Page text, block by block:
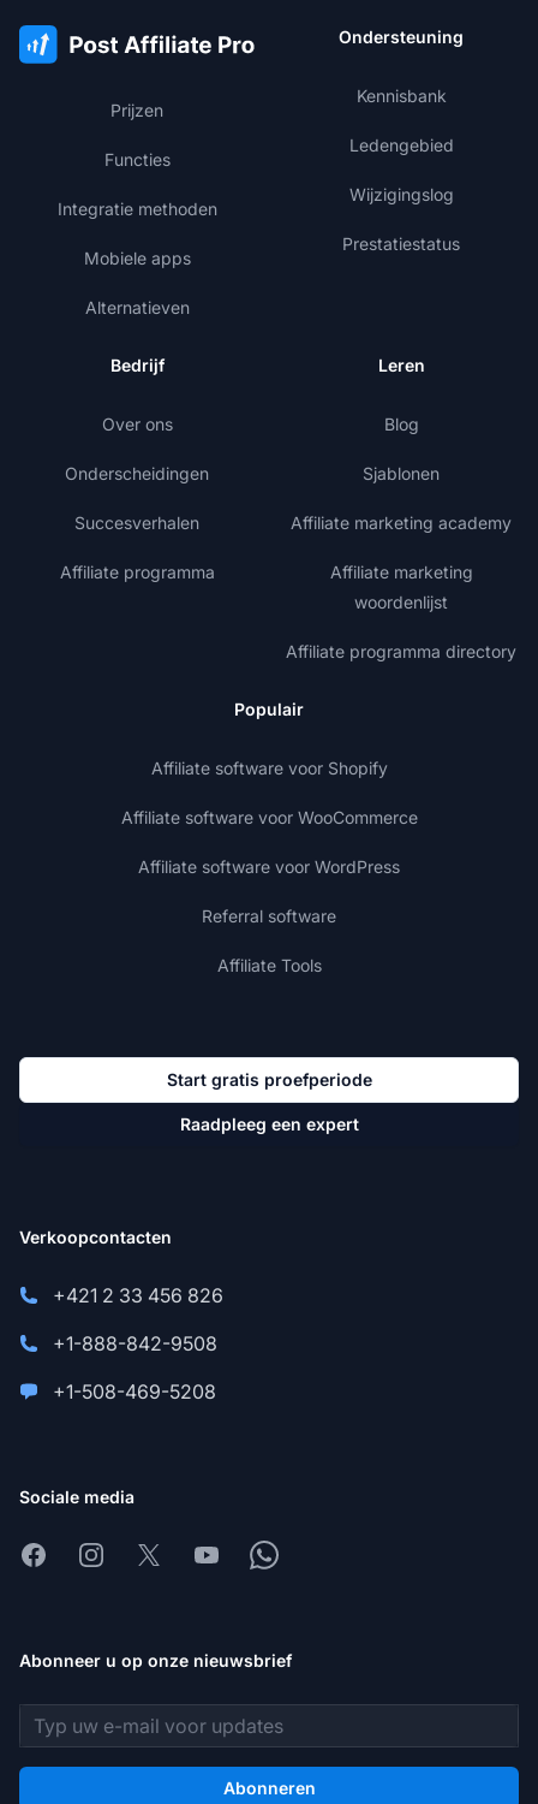
Prijzen
Functies
Integratie methoden
Mobiele apps
Alternatieven
Ondersteuning
Kennisbank
Ledengebied
Wijzigingslog
Prestatiestatus
Bedrijf
Over ons
Onderscheidingen
Succesverhalen
Affiliate programma
Leren
Blog
Sjablonen
Affiliate marketing academy
Affiliate marketing
woordenlijst
Affiliate programma directory
Populair
Affiliate software voor Shopify
Affiliate software voor WooCommerce
Affiliate software voor WordPress
Referral software
Affiliate Tools
Start gratis proefperiode
Raadpleeg een expert
Verkoopcontacten
+421 2 33 456 826
+1-888-842-9508
+1-508-469-5208
Sociale media
FacebookInstagram
X YoutubeWhatsapp
Abonneer u op onze nieuwsbrief
E-mailadres
Abonneren